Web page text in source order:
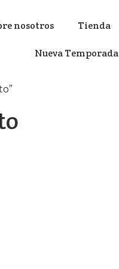
nosotros Tienda
Nueva Temporada